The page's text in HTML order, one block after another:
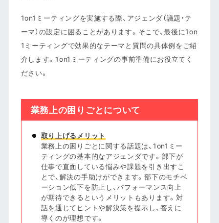
1on1ミーティングを実施する際、アジェンダ（議題・テ
ーマ）の設定に困ることがあります。そこで、最後に1on
1ミーティングで効果的なテーマと質問の具体例をご紹
介します。1on1ミーティングの事前準備にお役立てく
ださい。
業務上の困りごとについて
取り上げるメリット
業務上の困りごとに関する話題は、1on1ミー
ティングの基本的なアジェンダです。部下が
仕事で直面している悩みや課題を引き出すこ
とで、解決の手助けができます。部下のモチベ
ーション低下を防止し、パフォーマンス向上
が期待できるというメリットもあります。対
話を通じてヒントや解決策を提示し、答えに
導くのが理想です。